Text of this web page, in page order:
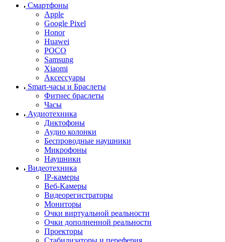
Смартфоны
Apple
Google Pixel
Honor
Huawei
POCO
Samsung
Xiaomi
Аксессуары
Smart-часы и Браслеты
Фитнес браслеты
Часы
Аудиотехника
Диктофоны
Аудио колонки
Беспроводные наушники
Микрофоны
Наушники
Видеотехника
IP-камеры
Веб-Камеры
Видеорегистраторы
Мониторы
Очки виртуальной реальности
Очки дополненной реальности
Проекторы
Стабилизаторы и переферия